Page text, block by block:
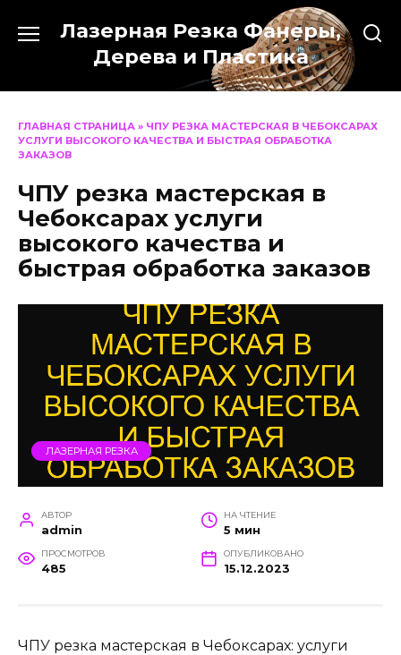
содержанию
Лазерная Резка Фанеры,
Дерева и Пластика
ГЛАВНАЯ СТРАНИЦА » ЧПУ РЕЗКА МАСТЕРСКАЯ В ЧЕБОКСАРАХ
УСЛУГИ ВЫСОКОГО КАЧЕСТВА И БЫСТРАЯ ОБРАБОТКА
ЗАКАЗОВ
ЧПУ резка мастерская в
Чебоксарах услуги
высокого качества и
быстрая обработка заказов
ЛАЗЕРНАЯ РЕЗКА
АВТОР
admin
НА ЧТЕНИЕ
5 мин
ПРОСМОТРОВ
485
ОПУБЛИКОВАНО
15.12.2023
ЧПУ резка мастерская в Чебоксарах: услуги